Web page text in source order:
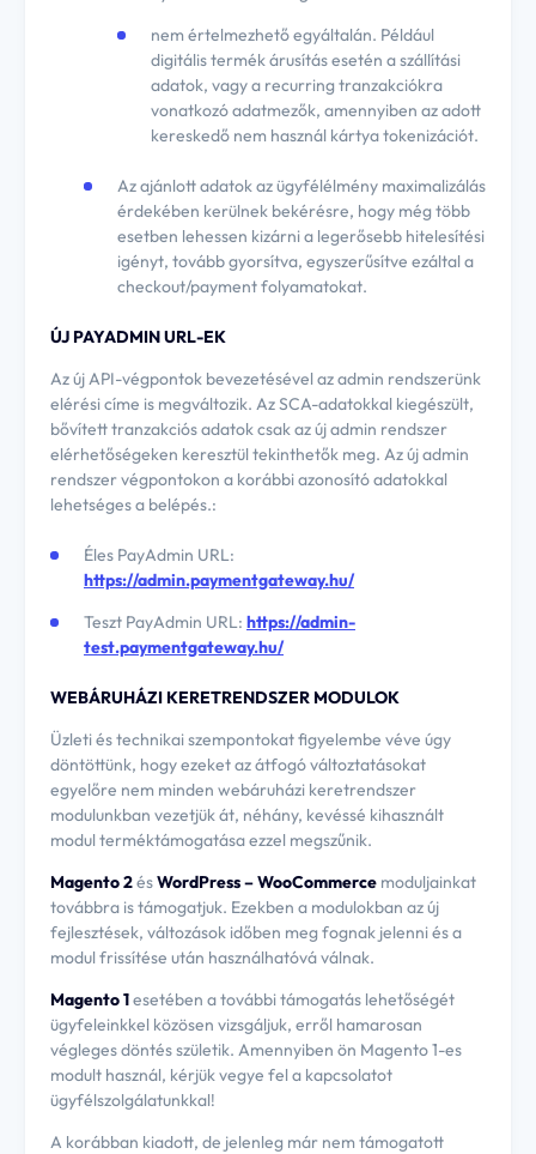
nem értelmezhető egyáltalán. Például
digitális termék árusítás esetén a szállítási
adatok, vagy a recurring tranzakciókra
vonatkozó adatmezők, amennyiben az adott
kereskedő nem használ kártya tokenizációt.
Az ajánlott adatok az ügyfélélmény maximalizálás
érdekében kerülnek bekérésre, hogy még több
esetben lehessen kizárni a legerősebb hitelesítési
igényt, tovább gyorsítva, egyszerűsítve ezáltal a
checkout/payment folyamatokat.
ÚJ PAYADMIN URL-EK
Az új API-végpontok bevezetésével az admin rendszerünk
elérési címe is megváltozik. Az SCA-adatokkal kiegészült,
bővített tranzakciós adatok csak az új admin rendszer
elérhetőségeken keresztül tekinthetők meg. Az új admin
rendszer végpontokon a korábbi azonosító adatokkal
lehetséges a belépés.:
Éles PayAdmin URL:
https://admin.paymentgateway.hu/
Teszt PayAdmin URL: https://admin-
test.paymentgateway.hu/
WEBÁRUHÁZI KERETRENDSZER MODULOK
Üzleti és technikai szempontokat figyelembe véve úgy
döntöttünk, hogy ezeket az átfogó változtatásokat
egyelőre nem minden webáruházi keretrendszer
modulunkban vezetjük át, néhány, kevéssé kihasznált
modul terméktámogatása ezzel megszűnik.
Magento 2ésWordPress – WooCommerce moduljainkat
továbbra is támogatjuk. Ezekben a modulokban az új
fejlesztések, változások időben meg fognak jelenni és a
modul frissítése után használhatóvá válnak.
Magento 1esetében a további támogatás lehetőségét
ügyfeleinkkel közösen vizsgáljuk, erről hamarosan
végleges döntés születik. Amennyiben ön Magento 1-es
modult használ, kérjük vegye fel a kapcsolatot
ügyfélszolgálatunkkal!
A korábban kiadott, de jelenleg már nem támogatott